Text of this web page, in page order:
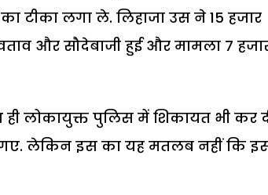
टीका लगा ले. लिहाजा उस ने 15 हजार
और सौदेबाजी हुई और मामला 7
लोकायुक्त पुलिस में शिकायत भी कर
गए. लेकिन इस का यह मतलब नहीं कि